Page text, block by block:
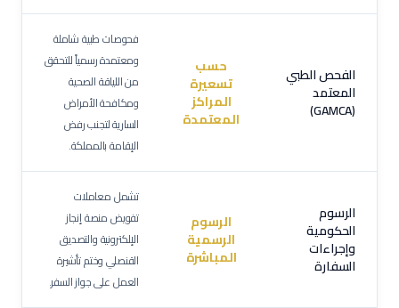
الفحص الطبي
المعتمد
(GAMCA)
حسب
تسعيرة
المراكز
المعتمدة
فحوصات طبية شاملة
ومعتمدة رسمياً للتحقق
من اللياقة الصحية
ومكافحة الأمراض
السارية لتجنب رفض
الإقامة بالمملكة.
الرسوم
الحكومية
وإجراءات
السفارة
الرسوم
الرسمية
المباشرة
تشمل معاملات
تفويض منصة إنجاز
الإلكترونية والتصديق
القنصلي وختم تأشيرة
العمل على جواز السفر.